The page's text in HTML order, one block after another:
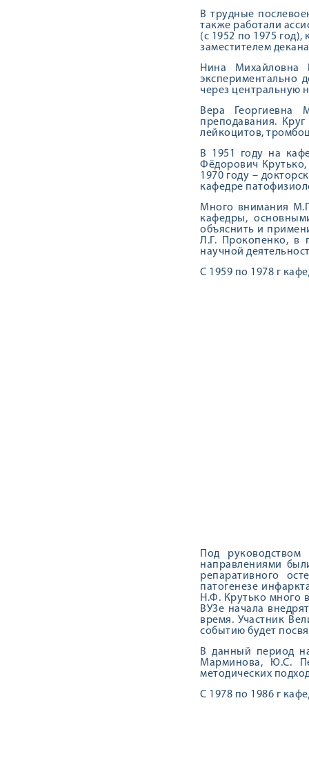
В трудные
также работали
(с 1952 по 1975
заместителем
Нина Михайловна
экспериментально
через центральную
Вера Георгиевна
преподавания.
лейкоцитов,
В 1951 году на
Фёдорович
1970 году –
кафедре
Много внимания
кафедры,
объяснить и
Л.Г. Прокопенко, в
научной
С 1959 по 1978 г
Под
направлениями
репаративного
патогенезе
Н.Ф. Крутько много
ВУЗе начала
время. Участник
событию будет
В данный период
Марминова, Ю.С.
методических
С 1978 по 1986 г